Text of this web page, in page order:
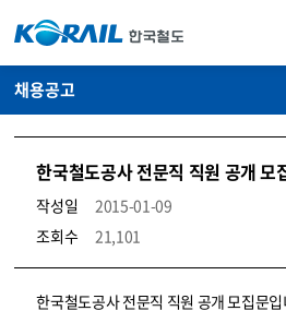
채용공고
한국철도공사 전문직 직원 공개 모
작성일
2015-01-09
조회수
21,101
코레일소개_경영공시_채용공고 상세보기 – 내용, 파일, 담당자 연락처로 구성
한국철도공사 전문직 직원 공개 모집문